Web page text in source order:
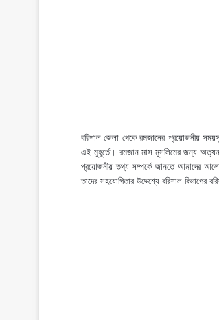
বরিশাল জেলা থেকে রমজানের প্রয়োজনীয়
এই মুহূর্তে। রমজান মাস মুসলিমের জন্য
প্রয়োজনীয় তথ্য সম্পর্কে জানতে আমাদের
তাদের সহযোগিতার উদ্দেশ্যে বরিশাল বিভাগের